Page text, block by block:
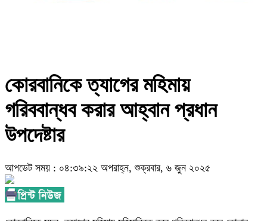
কোরবানিকে ত্যাগের মহিমায়
গরিববান্ধব করার আহ্বান প্রধান
উপদেষ্টার
আপডেট সময় : ০৪:৩৯:২২ অপরাহ্ন, শুক্রবার, ৬ জুন ২০২৫